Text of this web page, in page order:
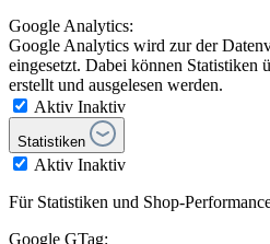
Google Analytics:
Google Analytics wird zur der
eingesetzt. Dabei können Statistiken
erstellt und ausgelesen werden.
Aktiv Inaktiv
Statistiken
Aktiv Inaktiv
Für Statistiken und Shop-
Google GTag: